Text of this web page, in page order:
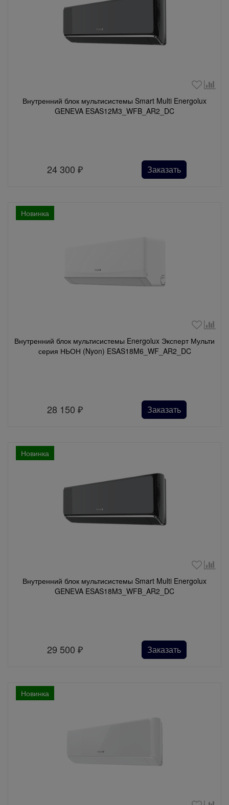
Внутренний блок мультисистемы Smart Multi Energolux
GENEVA ESAS12M3_WFB_AR2_DC
24 300₽ Заказать
Новинка
Внутренний блок мультисистемы Energolux Эксперт Мульти
серия НЬОН (Nyon) ESAS18M6_WF_AR2_DC
28 150₽ Заказать
Новинка
Внутренний блок мультисистемы Smart Multi Energolux
GENEVA ESAS18M3_WFB_AR2_DC
29 500₽ Заказать
Новинка